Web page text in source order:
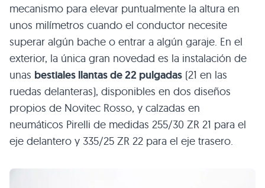
mecanismo para elevar puntualmente la altura en
unos milímetros cuando el conductor necesite
superar algún bache o entrar a algún garaje. En el
exterior, la única gran novedad es la instalación de
unas bestiales llantas de 22 pulgadas (21 en las
ruedas delanteras), disponibles en dos diseños
propios de Novitec Rosso, y calzadas en
neumáticos Pirelli de medidas 255/30 ZR 21 para el
eje delantero y 335/25 ZR 22 para el eje trasero.